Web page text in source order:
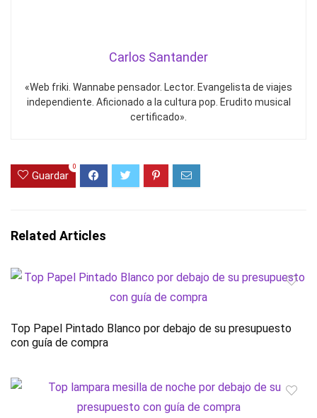
Carlos Santander
«Web friki. Wannabe pensador. Lector. Evangelista de viajes
independiente. Aficionado a la cultura pop. Erudito musical
certificado».
Guardar
0
Related Articles
Top Papel Pintado Blanco por debajo de su presupuesto
con guía de compra